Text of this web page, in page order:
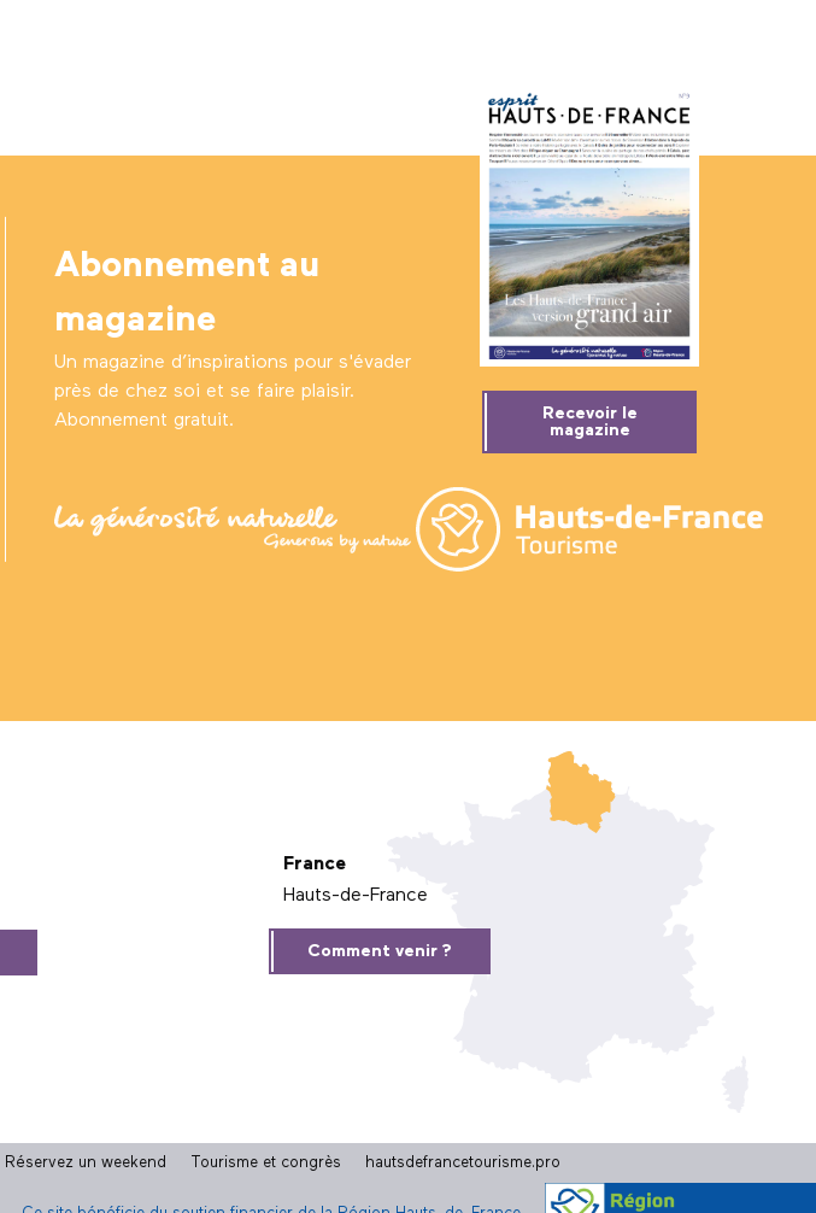
Abonnement au
magazine
Un magazine d’inspirations pour s'évader
près de chez soi et se faire plaisir.
Abonnement gratuit.
Recevoir le
magazine
France
Hauts-de-France
Comment venir ?
Réservez un weekend Tourisme et congrès hautsdefrancetourisme.pro